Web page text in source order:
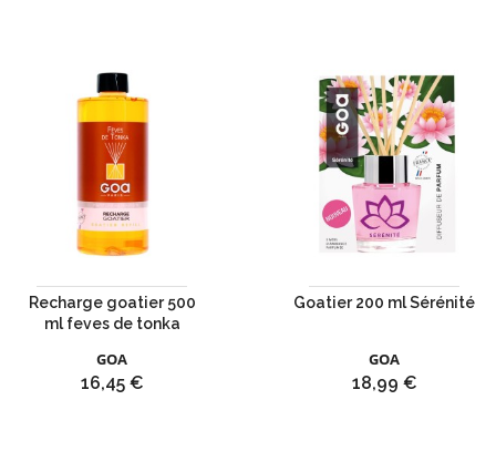
Recharge goatier 500
ml feves de tonka
GOA
Prix
16,45 €
Goatier 200 ml Sérénité
GOA
Prix
18,99 €